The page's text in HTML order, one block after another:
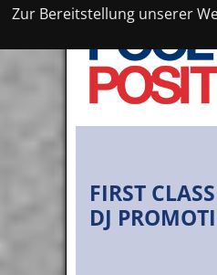
Zur Bereitstellung unserer
FIRST CLASS
DJ